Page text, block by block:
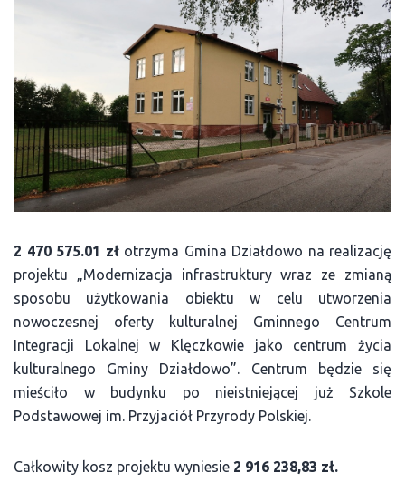
2 470 575.01 złotrzyma Gmina Działdowo na realizację
projektu „Modernizacja infrastruktury wraz ze zmianą
sposobu użytkowania obiektu w celu utworzenia
nowoczesnej oferty kulturalnej Gminnego Centrum
Integracji Lokalnej w Klęczkowie jako centrum życia
kulturalnego Gminy Działdowo”. Centrum będzie się
mieściło w budynku po nieistniejącej już Szkole
Podstawowej im. Przyjaciół Przyrody Polskiej.
Całkowity kosz projektu wyniesie 2 916 238,83 zł.